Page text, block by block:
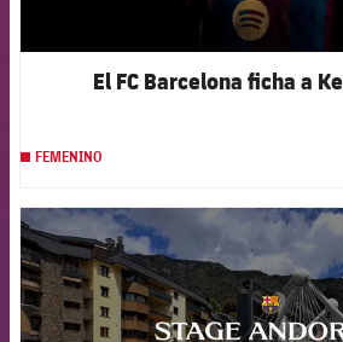
El FC Barcelona ficha a
FEMENINO
FCB